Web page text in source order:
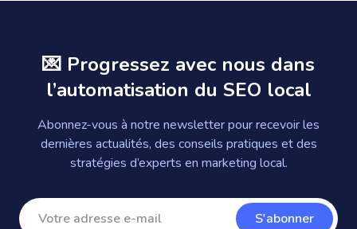
💌 Progressez avec nous dans
l’automatisation du SEO local
Abonnez-vous à notre newsletter pour recevoir les
dernières actualités, des conseils pratiques et des
stratégies d’experts en marketing local.
S'abonner